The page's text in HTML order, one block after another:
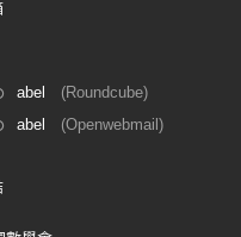
abel
(Roundcube)
abel (Openwebmail)